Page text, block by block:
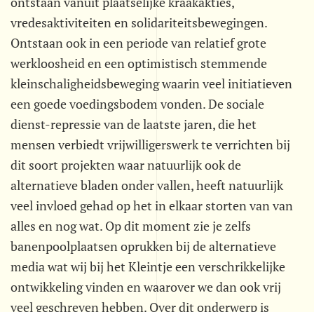
vredesaktiviteiten en solidariteitsbewegingen.
Ontstaan ook in een periode van relatief grote
werkloosheid en een optimistisch stemmende
kleinschaligheidsbeweging waarin veel initiatieven
een goede voedingsbodem vonden. De sociale
dienst-repressie van de laatste jaren, die het
mensen verbiedt vrijwilligerswerk te verrichten bij
dit soort projekten waar natuurlijk ook de
alternatieve bladen onder vallen, heeft natuurlijk
veel invloed gehad op het in elkaar storten van van
alles en nog wat. Op dit moment zie je zelfs
banenpoolplaatsen oprukken bij de alternatieve
media wat wij bij het Kleintje een verschrikkelijke
ontwikkeling vinden en waarover we dan ook vrij
veel geschreven hebben. Over dit onderwerp is